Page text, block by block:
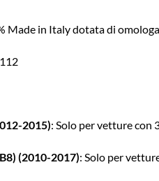
Made in Italy dotata di
2015): Solo per vetture con
(2010-2017): Solo per